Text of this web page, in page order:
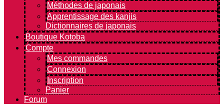
Méthodes de japonais
Apprentissage des kanjis
Dictionnaires de japonais
Boutique Kotoba
Compte
Mes commandes
Connexion
Inscription
Panier
Forum